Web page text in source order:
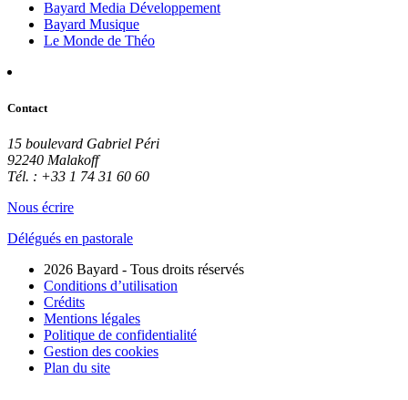
Bayard Media Développement
Bayard Musique
Le Monde de Théo
Contact
15 boulevard Gabriel Péri
92240 Malakoff
Tél. : +33 1 74 31 60 60
Nous écrire
Délégués en pastorale
2026 Bayard - Tous droits réservés
Conditions d’utilisation
Crédits
Mentions légales
Politique de confidentialité
Gestion des cookies
Plan du site